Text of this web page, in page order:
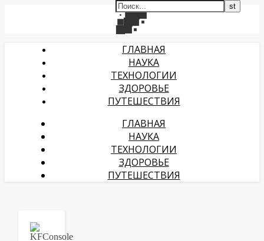
ГЛАВНАЯ
НАУКА
ТЕХНОЛОГИИ
ЗДОРОВЬЕ
ПУТЕШЕСТВИЯ
ГЛАВНАЯ
НАУКА
ТЕХНОЛОГИИ
ЗДОРОВЬЕ
ПУТЕШЕСТВИЯ